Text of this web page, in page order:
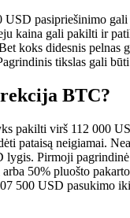
USD pasipriešinimo
kaina gali pakilti ir
koks didesnis pelnas
tikslas gali
BTC?
pakilti virš 112 000
pataisą neigiamai.
lygis. Pirmoji pagrindinė
50% pluošto
500 USD pasukimo